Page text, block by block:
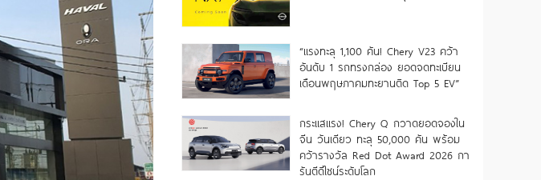
“แรงทะลุ 1,100 คัน! Chery V23 คว้า
อันดับ 1 รถทรงกล่อง ยอดจดทะเบียน
เดือนพฤษภาคมทะยานติด Top 5 EV”
กระแสแรง! Chery Q กวาดยอดจองใน
จีน วันเดียว ทะลุ 50,000 คัน พร้อม
คว้ารางวัล Red Dot Award 2026 กา
รันตีดีไซน์ระดับโลก